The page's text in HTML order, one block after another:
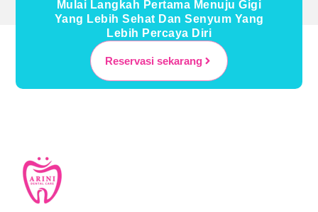
Mulai Langkah Pertama Menuju Gigi
Yang Lebih Sehat Dan Senyum Yang
Lebih Percaya Diri
Reservasi sekarang